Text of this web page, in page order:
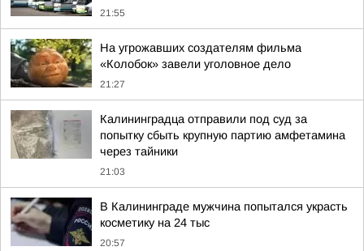
21:55
На угрожавших создателям фильма
«Колобок» завели уголовное дело
21:27
Калининградца отправили под суд за
попытку сбыть крупную партию амфетамина
через тайники
21:03
В Калининграде мужчина попытался украсть
косметику на 24 тыс
20:57